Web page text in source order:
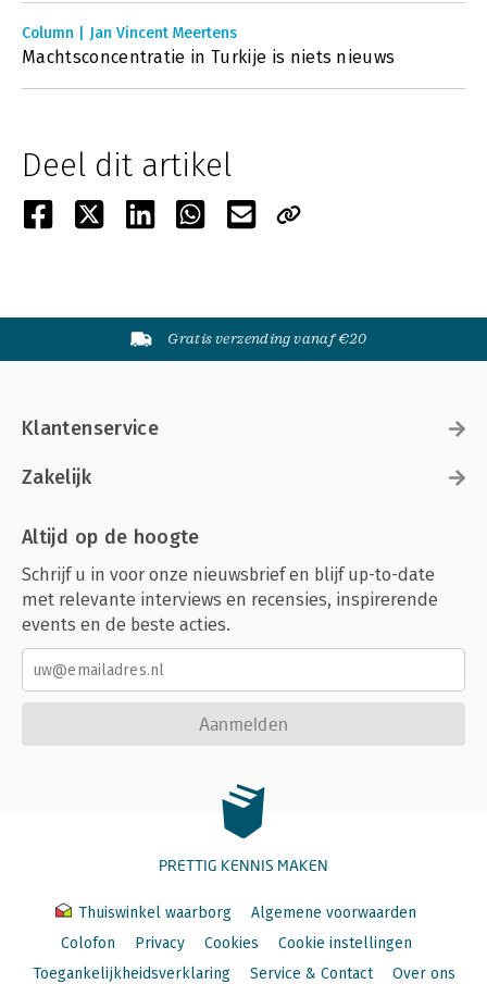
Column | Jan Vincent Meertens
Machtsconcentratie in Turkije is niets nieuws
Deel dit artikel
Gratis verzending vanaf €20
Klantenservice
Zakelijk
Altijd op de hoogte
Schrijf u in voor onze nieuwsbrief en blijf up-to-date
met relevante interviews en recensies, inspirerende
events en de beste acties.
Aanmelden
PRETTIG KENNIS MAKEN
Thuiswinkel waarborg
Algemene voorwaarden
Colofon
Privacy Cookies
Cookie instellingen
Toegankelijkheidsverklaring
Service & Contact Over ons